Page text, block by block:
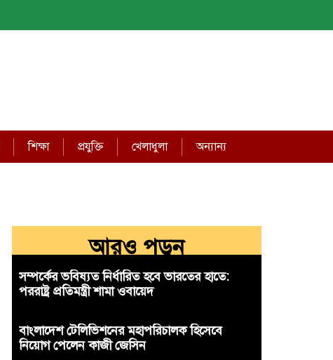
শিক্ষা প্রযুক্তি খেলাধুলা অন্যান্য
আরও পড়ুন
সম্পর্কের ভবিষ্যত নির্ধারিত হবে ভারতের হাতে:
পররাষ্ট্র প্রতিমন্ত্রী শামা ওবায়েদ
বাংলাদেশ টেলিভিশনের মহাপরিচালক হিসেবে
নিয়োগ পেলেন কাজী জেসিন